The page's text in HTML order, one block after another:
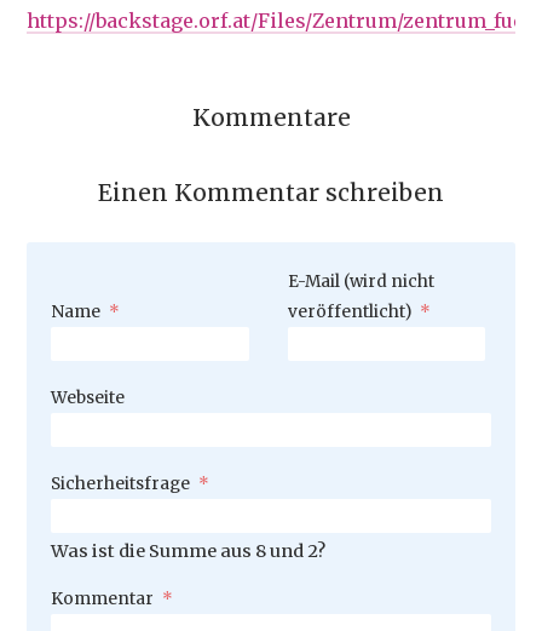
https://backstage.orf.at/Files/Zentrum/
Kommentare
Einen Kommentar schreiben
Pflichtfeld
Name *
Pflichtfeld
E-Mail (wird nicht
veröffentlicht) *
Webseite
Pflichtfeld
Sicherheitsfrage *
Was ist die Summe aus 8 und 2?
Pflichtfeld
Kommentar *